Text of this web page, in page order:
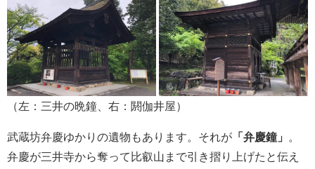
（左：三井の晩鐘、右：閼伽井屋）
武蔵坊弁慶ゆかりの遺物もあります。それが 「弁慶鐘」
弁慶が三井寺から奪って比叡山まで引き摺り上げたと伝え